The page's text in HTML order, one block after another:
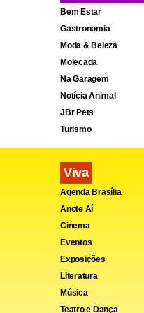
Bem Estar
Gastronomia
Moda & Beleza
Molecada
Na Garagem
Notícia Animal
JBr Pets
Turismo
Viva
Agenda Brasília
Anote Aí
Cinema
Eventos
Exposições
Literatura
Música
Teatro e Dança